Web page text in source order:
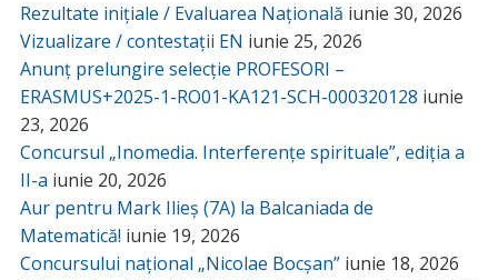
Rezultate inițiale / Evaluarea Națională iunie 30, 2026
Vizualizare / contestații EN iunie 25, 2026
Anunț prelungire selecție PROFESORI –
ERASMUS+2025-1-RO01-KA121-SCH-000320128 iunie
23, 2026
Concursul „Inomedia. Interferențe spirituale”, ediția a
II-a iunie 20, 2026
Aur pentru Mark Ilieș (7A) la Balcaniada de
Matematică! iunie 19, 2026
Concursului național „Nicolae Bocșan” iunie 18, 2026